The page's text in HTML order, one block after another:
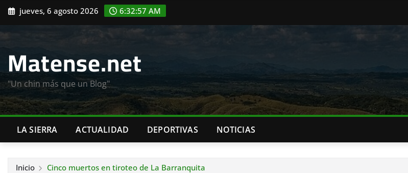
Saltar
contenido
jueves, 6 agosto 2026 6:32:58 AM
Matense.net
"Un chin más que un Blog"
LA SIERRA ACTUALIDAD DEPORTIVAS NOTICIAS
Inicio Cinco muertos en tiroteo de La Barranquita